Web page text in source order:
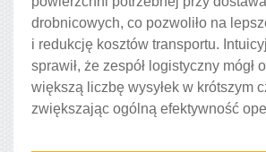
drobnicowych, co pozwoliło na
i redukcję kosztów transportu.
sprawił, że zespół logistyczny mógł
większą liczbę wysyłek w krótszym
zwiększając ogólną efektywność